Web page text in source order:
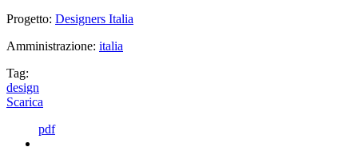
Progetto: Designers Italia
Amministrazione: italia
Tag:
design
Scarica
pdf